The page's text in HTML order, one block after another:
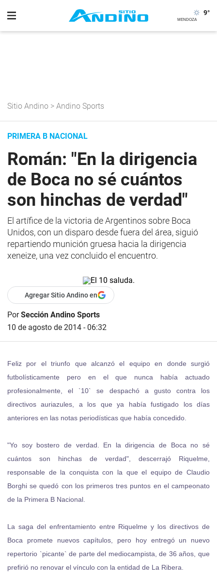
9°
Sitio Andino > Andino Sports
PRIMERA B NACIONAL
Román: "En la dirigencia
de Boca no sé cuántos
son hinchas de verdad"
El artífice de la victoria de Argentinos sobre Boca
Unidos, con un disparo desde fuera del área, siguió
repartiendo munición gruesa hacia la dirigencia
xeneize, una vez concluido el encuentro.
Agregar Sitio Andino en
PorSección Andino Sports
10 de agosto de 2014 - 06:32
Feliz por el triunfo que alcanzó el equipo en donde surgió
futbolísticamente pero en el que nunca había actuado
profesionalmente, el `10` se despachó a gusto contra los
directivos auriazules, a los que ya había fustigado los días
anteriores en las notas periodísticas que había concedido.
"Yo soy bostero de verdad. En la dirigencia de Boca no sé
cuántos son hinchas de verdad", descerrajó Riquelme,
responsable de la conquista con la que el equipo de Claudio
Borghi se quedó con los primeros tres puntos en el campeonato
de la Primera B Nacional.
La saga del enfrentamiento entre Riquelme y los directivos de
Boca promete nuevos capítulos, pero hoy entregó un nuevo
repertorio `picante` de parte del mediocampista, de 36 años, que
prefirió no renovar el vínculo con la entidad de La Ribera.